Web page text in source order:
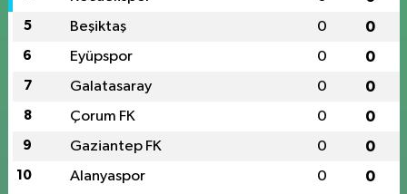
5 Beşiktaş 0 0
6 Eyüpspor 0 0
7 Galatasaray 0 0
8 Çorum FK 0 0
9 Gaziantep FK 0 0
10 Alanyaspor 0 0